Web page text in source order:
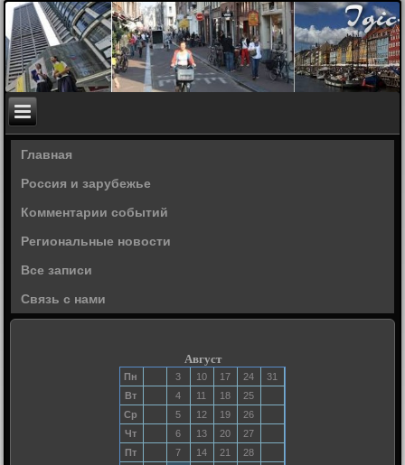
Главная
Россия и зарубежье
Комментарии событий
Региональные новости
Все записи
Связь с нами
Август
Пн 3 10 17 24
31
Вт
4 11 18
25
Ср
5 12 19
26
Чт
6 13 20
27
Пт
7 14 21
28